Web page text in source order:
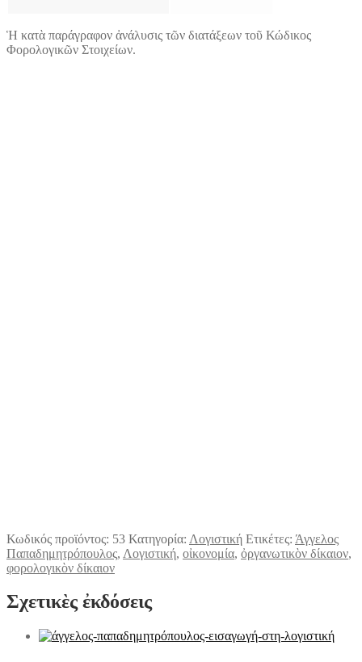
Ἡ κατὰ παράγραφον ἀνάλυσις τῶν διατάξεων τοῦ Κώδικος
Φορολογικῶν Στοιχείων.
Κωδικός προϊόντος: 53 Κατηγορία: Λογιστική Ετικέτες: Άγγελος
Παπαδημητρόπουλος, Λογιστική, οἰκονομία, ὀργανωτικὸν δίκαιον,
φορολογικὸν δίκαιον
Σχετικὲς ἐκδόσεις